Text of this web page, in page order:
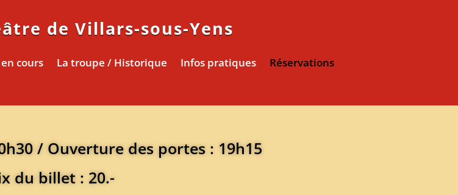
de Villars-sous-Yens
cours La troupe / Historique Infos pratiques Réservations
/ Ouverture des portes : 19h15
du billet : 20.-